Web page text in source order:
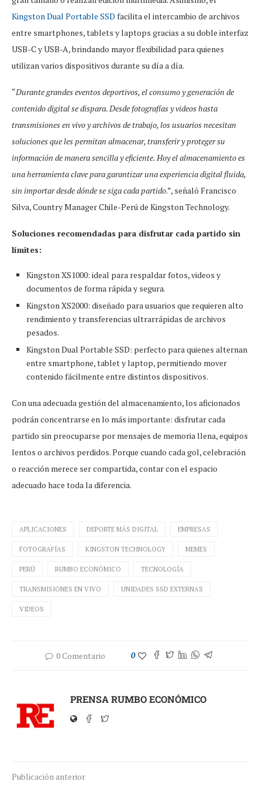
Kingston Dual Portable SSD facilita el intercambio de archivos
entre smartphones, tablets y laptops gracias a su doble interfaz
USB-C y USB-A, brindando mayor flexibilidad para quienes
utilizan varios dispositivos durante su día a día.
“Durante grandes eventos deportivos, el consumo y generación de
contenido digital se dispara. Desde fotografías y videos hasta
transmisiones en vivo y archivos de trabajo, los usuarios necesitan
soluciones que les permitan almacenar, transferir y proteger su
información de manera sencilla y eficiente. Hoy el almacenamiento es
una herramienta clave para garantizar una experiencia digital fluida,
sin importar desde dónde se siga cada partido.”, señaló Francisco
Silva, Country Manager Chile-Perú de Kingston Technology.
Soluciones recomendadas para disfrutar cada partido sin
límites:
Kingston XS1000: ideal para respaldar fotos, videos y
documentos de forma rápida y segura.
Kingston XS2000: diseñado para usuarios que requieren alto
rendimiento y transferencias ultrarrápidas de archivos
pesados.
Kingston Dual Portable SSD: perfecto para quienes alternan
entre smartphone, tablet y laptop, permitiendo mover
contenido fácilmente entre distintos dispositivos.
Con una adecuada gestión del almacenamiento, los aficionados
podrán concentrarse en lo más importante: disfrutar cada
partido sin preocuparse por mensajes de memoria llena, equipos
lentos o archivos perdidos. Porque cuando cada gol, celebración
o reacción merece ser compartida, contar con el espacio
adecuado hace toda la diferencia.
APLICACIONES DEPORTE MÁS DIGITAL EMPRESAS
FOTOGRAFÍAS KINGSTON TECHNOLOGY MEMES
PERÚ RUMBO ECONÓMICO TECNOLOGÍA
TRANSMISIONES EN VIVO UNIDADES SSD EXTERNAS
VIDEOS
0 Comentario 0
PRENSA RUMBO ECONÓMICO
Publicación anterior